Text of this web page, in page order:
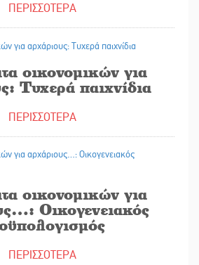
ΠΕΡΙΣΣΟΤΕΡΑ
οικονομικών για
Τυχερά παιχνίδια
ΠΕΡΙΣΣΟΤΕΡΑ
οικονομικών για
Οικογενειακός
ΠΕΡΙΣΣΟΤΕΡΑ